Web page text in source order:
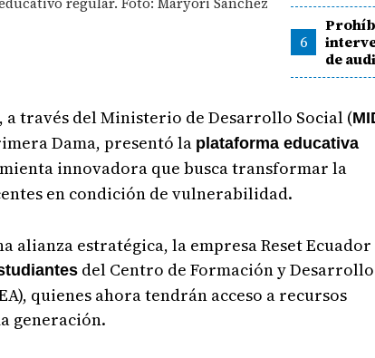
6
de
a través del Ministerio de Desarrollo Social (
Dama, presentó la plataforma educativa
innovadora que busca transformar la
en condición de vulnerabilidad.
alianza estratégica, la empresa Reset Ecuador
del Centro de Formación y
quienes ahora tendrán acceso a recursos
generación.